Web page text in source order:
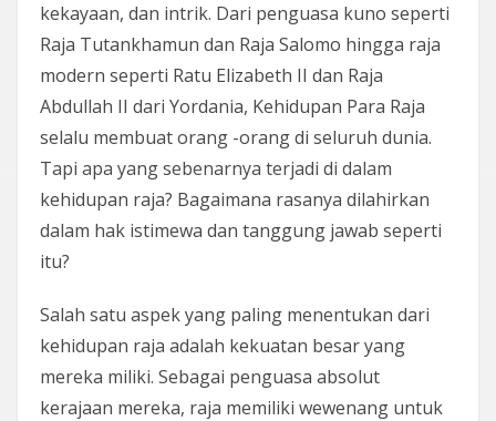
kekayaan, dan intrik. Dari penguasa kuno seperti
Raja Tutankhamun dan Raja Salomo hingga raja
modern seperti Ratu Elizabeth II dan Raja
Abdullah II dari Yordania, Kehidupan Para Raja
selalu membuat orang -orang di seluruh dunia.
Tapi apa yang sebenarnya terjadi di dalam
kehidupan raja? Bagaimana rasanya dilahirkan
dalam hak istimewa dan tanggung jawab seperti
itu?
Salah satu aspek yang paling menentukan dari
kehidupan raja adalah kekuatan besar yang
mereka miliki. Sebagai penguasa absolut
kerajaan mereka, raja memiliki wewenang untuk